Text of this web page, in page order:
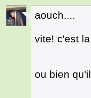
21
aouch....
vite! c'est
ou bien